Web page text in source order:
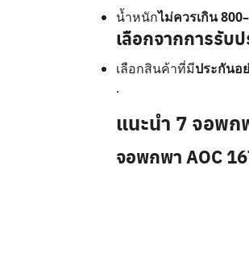
น้ำหนักไม่ควรเกิน
เลือกจากการรับ
เลือกสินค้าที่มีประกันอ
.
แนะนำ 7 จอพก
จอพกพา AOC